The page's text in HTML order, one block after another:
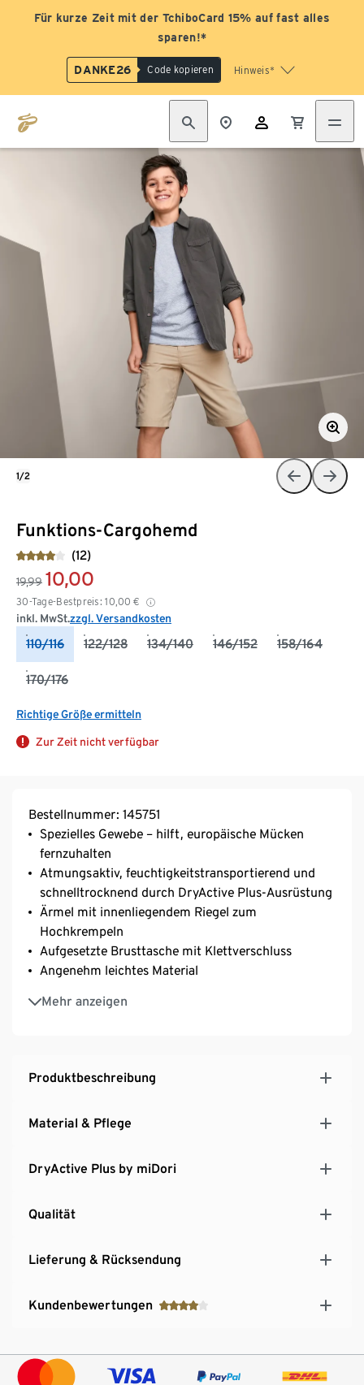
Für kurze Zeit mit der TchiboCard 15% auf fast alles
sparen!*
DANKE26 Code kopieren Hinweis*
Funktions-Cargohemd
(12)
19,99 10,00
30-Tage-Bestpreis: 10,00 €
inkl. MwSt.zzgl. Versandkosten
110/116 122/128 134/140 146/152 158/164
170/176
Richtige Größe ermitteln
Zur Zeit nicht verfügbar
1/2
Bestellnummer: 145751
Spezielles Gewebe – hilft, europäische Mücken
fernzuhalten
Atmungsaktiv, feuchtigkeitstransportierend und
schnelltrocknend durch DryActive Plus-Ausrüstung
Ärmel mit innenliegendem Riegel zum
Hochkrempeln
Aufgesetzte Brusttasche mit Klettverschluss
Angenehm leichtes Material
Mehr anzeigen
2 Tragevarianten: geschlossen als Hemd, geöffnet
als Jackenersatz
Produktbeschreibung
Material & Pflege
DryActive Plus by miDori
Qualität
Lieferung & Rücksendung
Kundenbewertungen